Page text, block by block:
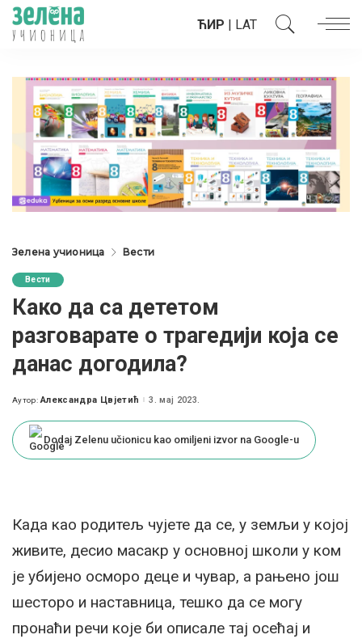
ЋИР | LAT
Зелена учионица Вести
Вести
Како да са дететом
разговарате о трагедији која се
данас догодила?
Posted
Аутор: Александра Цвјетић 3. мај 2023.
Dodaj Zelenu učionicu kao omiljeni izvor na Google-u
Када као родитељ чујете да се, у земљи у којој
живите, десио масакр у основној школи у ком
је убијено осморо деце и чувар, а рањено још
шесторо и наставница, тешко да се могу
пронаћи речи које би описале тај осећај и